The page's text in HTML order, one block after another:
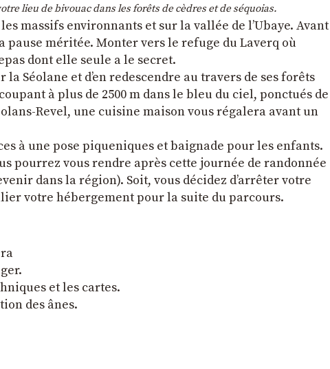
lieu de bivouac dans les forêts de cèdres et de séquoias.
massifs environnants et sur la vallée de l’Ubaye. Avant
méritée. Monter vers le refuge du Laverq où
dont elle seule a le secret.
Séolane et d’en redescendre au travers de ses forêts
à plus de 2500 m dans le bleu du ciel, ponctués de
Revel, une cuisine maison vous régalera avant un
à une pose piqueniques et baignade pour les enfants.
pourrez vous rendre après cette journée de randonnée
dans la région). Soit, vous décidez d’arrêter votre
votre hébergement pour la suite du parcours.
et les cartes.
des ânes.